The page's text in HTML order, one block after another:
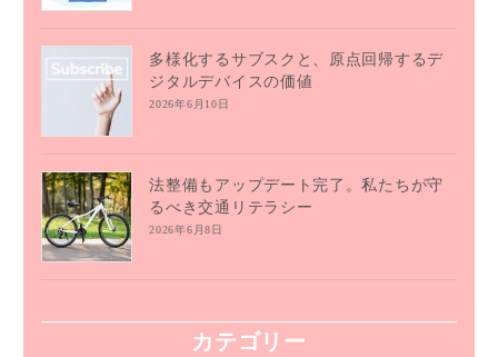
多様化するサブスクと、原点回帰するデ
ジタルデバイスの価値
2026年6月10日
法整備もアップデート完了。私たちが守
るべき交通リテラシー
2026年6月8日
カテゴリー